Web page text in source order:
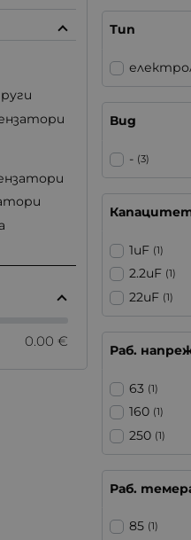
Тип
Вид
- (3)
1uF (1)
2.2uF (1)
22uF (1)
Раб.
63 (1)
160 (1)
250 (1)
Раб.
85 (1)
0.00 €